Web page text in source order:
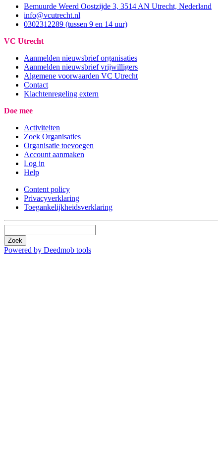
Bemuurde Weerd Oostzijde 3, 3514 AN Utrecht, Nederland
info@vcutrecht.nl
0302312289 (tussen 9 en 14 uur)
VC Utrecht
Aanmelden nieuwsbrief organisaties
Aanmelden nieuwsbrief vrijwilligers
Algemene voorwaarden VC Utrecht
Contact
Klachtenregeling extern
Doe mee
Activiteiten
Zoek Organisaties
Organisatie toevoegen
Account aanmaken
Log in
Help
Content policy
Privacyverklaring
Toegankelijkheidsverklaring
Zoek
Powered by Deedmob tools